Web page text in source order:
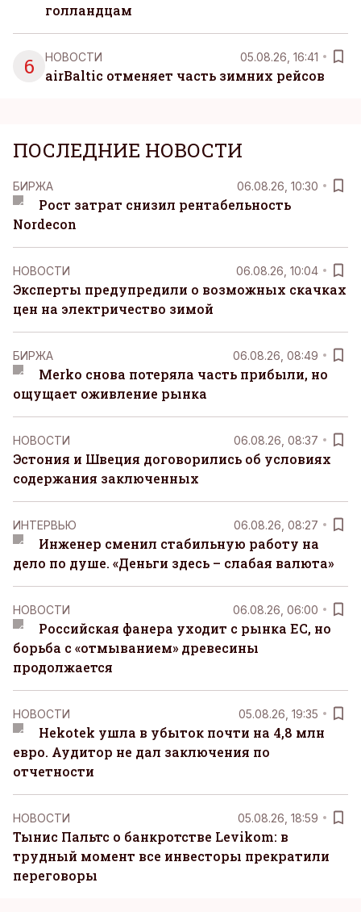
голландцам
6 НОВОСТИ 05.08.26, 16:41
airBaltic отменяет часть зимних рейсов
ПОСЛЕДНИЕ НОВОСТИ
БИРЖА 06.08.26, 10:30
Рост затрат снизил рентабельность
Nordecon
НОВОСТИ 06.08.26, 10:04
Эксперты предупредили о возможных скачках
цен на электричество зимой
БИРЖА 06.08.26, 08:49
Merko снова потеряла часть прибыли, но
ощущает оживление рынка
НОВОСТИ 06.08.26, 08:37
Эстония и Швеция договорились об условиях
содержания заключенных
ИНТЕРВЬЮ 06.08.26, 08:27
Инженер сменил стабильную работу на
дело по душе. «Деньги здесь – слабая валюта»
НОВОСТИ 06.08.26, 06:00
Российская фанера уходит с рынка ЕС, но
борьба с «отмыванием» древесины
продолжается
НОВОСТИ 05.08.26, 19:35
Hekotek ушла в убыток почти на 4,8 млн
евро. Аудитор не дал заключения по
отчетности
НОВОСТИ 05.08.26, 18:59
Тынис Пальтс о банкротстве Levikom: в
трудный момент все инвесторы прекратили
переговоры